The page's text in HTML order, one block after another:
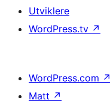
Utviklere
WordPress.tv ↗
WordPress.com ↗
Matt ↗